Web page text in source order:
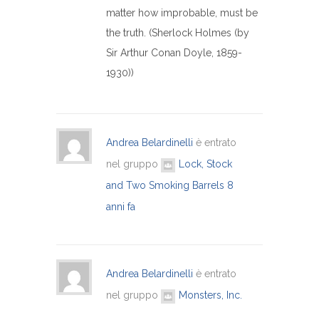
matter how improbable, must be
the truth. (Sherlock Holmes (by
Sir Arthur Conan Doyle, 1859-
1930))
Andrea Belardinelli è entrato
nel gruppo
Lock, Stock
and Two Smoking Barrels 8
anni fa
Andrea Belardinelli è entrato
nel gruppo
Monsters, Inc.